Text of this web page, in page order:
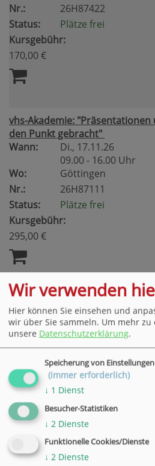
Nr.:
26H87422
Status:
Plätze frei
Kursgebühr:
170,00 €
vhs-Akademie:
den Punkt gebracht"
Wann:
Di., 17.11.26
09.00 - 16.00 Uhr
Wo:
Göttingen
Nr.:
26H87111
Status:
Plätze frei
Kursgebühr:
295,00 €
vhs-Akademie: "10-Finger-
Wann:
17.11.26 - 26.11.26
08.30 - 11.30 Uhr
4 Termine
Nr.:
26H87404
Status:
Plätze frei
Kursgebühr:
180,00 €
Wir verwenden
Hier können Sie einsehen und
wir über Sie sammeln. Um mehr zu
unsere Datenschutzerklärung.
Speicherung von
(immer erforderlich)
↓ 1 Dienst
Besucher-Statistiken
↓ 2 Dienste
Funktionelle Cookies/Dienste
↓ 2 Dienste